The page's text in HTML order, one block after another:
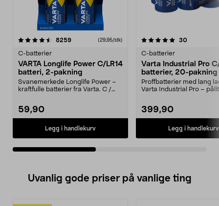
8259anmeldelser(29,95/stk)
C-batterier
VARTA Longlife Power C/LR14
batteri, 2-pakning
Svanemerkede Longlife Power –
kraftfulle batterier fra Varta. C /
59,90
Legg i handlekurv
5.0av 5 stjerner 30
C-batterier
Varta Industrial Pro
batterier, 20-pakning
Proffbatterier med lang
Varta Industrial Pro –
399,90
Legg i handlekurv
4.5av 5 stjerner
Uvanlig gode priser på vanlige ting